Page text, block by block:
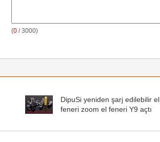
(0 / 3000)
DipuSi yeniden şarj edilebilir el
feneri zoom el feneri Y9 açtı